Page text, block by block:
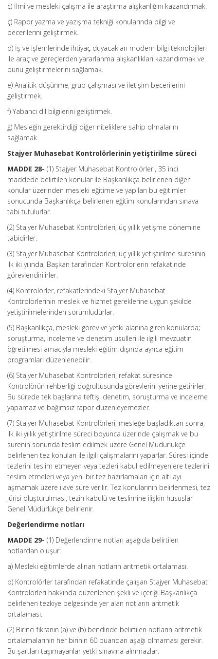
c) İlmi ve mesleki çalışma ile araştırma alışkanlığını kazandırmak.
ç) Rapor yazma ve yazışma tekniği konularında bilgi ve
becerilerini geliştirmek.
d) İş ve işlemlerinde ihtiyaç duyacakları modern bilgi teknolojileri
ile araç ve gereçlerden yararlanma alışkanlıkları kazandırmak ve
bunu geliştirmelerini sağlamak.
e) Analitik düşünme, grup çalışması ve iletişim becerilerini
geliştirmek.
f) Yabancı dil bilgilerini geliştirmek.
g) Mesleğin gerektirdiği diğer niteliklere sahip olmalarını
sağlamak.
Stajyer Muhasebat Kontrolörlerinin yetiştirilme süreci
MADDE 28- (1) Stajyer Muhasebat Kontrolörleri, 35 inci
maddede belirtilen konular ile Başkanlıkça belirlenen diğer
konular üzerinden mesleki eğitime ve yapılan bu eğitimler
sonucunda Başkanlıkça belirlenen eğitim konularından sınava
tabi tutulurlar.
(2) Stajyer Muhasebat Kontrolörleri, üç yıllık yetişme dönemine
tabidirler.
(3) Stajyer Muhasebat Kontrolörleri; üç yıllık yetiştirilme süresinin
ilk iki yılında, Başkan tarafından Kontrolörlerin refakatinde
görevlendirilirler.
(4) Kontrolörler, refakatlerindeki Stajyer Muhasebat
Kontrolörlerinin meslek ve hizmet gereklerine uygun şekilde
yetiştirilmelerinden sorumludurlar.
(5) Başkanlıkça, mesleki görev ve yetki alanına giren konularda;
soruşturma, inceleme ve denetim usulleri ile ilgili mevzuatın
öğretilmesi amacıyla mesleki eğitim dışında ayrıca eğitim
programları düzenlenebilir.
(6) Stajyer Muhasebat Kontrolörleri, refakat süresince
Kontrolörün rehberliği doğrultusunda görevlerini yerine getirirler.
Bu sürede tek başlarına teftiş, denetim, soruşturma ve inceleme
yapamaz ve bağımsız rapor düzenleyemezler.
(7) Stajyer Muhasebat Kontrolörleri, mesleğe başladıktan sonra,
ilk iki yıllık yetiştirilme süreci boyunca üzerinde çalışmak ve bu
sürenin sonunda teslim edilmek üzere Genel Müdürlükçe
belirlenen tez konuları ile ilgili çalışmalarını yaparlar. Süresi içinde
tezlerini teslim etmeyen veya tezleri kabul edilmeyenlere tezlerini
teslim etmeleri veya yeni bir tez hazırlamaları için altı ayı
aşmamak üzere ilave süre verilir. Tez konularının belirlenmesi, tez
jürisi oluşturulması, tezin kabulü ve teslimine ilişkin hususlar
Genel Müdürlükçe belirlenir.
Değerlendirme notları
MADDE 29- (1) Değerlendirme notları aşağıda belirtilen
notlardan oluşur:
a) Mesleki eğitimlerde alınan notların aritmetik ortalaması.
b) Kontrolörler tarafından refakatinde çalışan Stajyer Muhasebat
Kontrolörleri hakkında düzenlenen şekli ve içeriği Başkanlıkça
belirlenen tezkiye belgesinde yer alan notların aritmetik
ortalaması.
(2) Birinci fıkranın (a) ve (b) bendinde belirtilen notların aritmetik
ortalamalarının her birinin 60 puandan aşağı olmaması gerekir.
Bu şartları taşımayanlar yetki sınavına alınmazlar.